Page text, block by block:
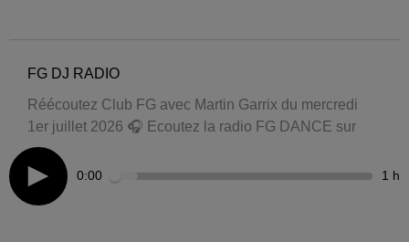
FG DJ RADIO
Réécoutez Club FG avec Martin Garrix du mercredi
1er juillet 2026 🎧 Ecoutez la radio FG DANCE sur
0:00 1 h